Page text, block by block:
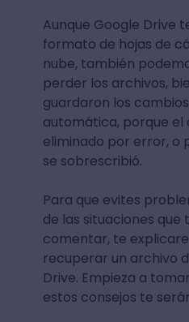
Aunque Google Drive
formato de hojas de
nube, también
perder los archivos,
guardaron los
automática, porque el
eliminado por error, o
se sobrescribió.
Para que evites
de las situaciones
comentar, te
recuperar un archivo
Drive. Empieza a
estos consejos te